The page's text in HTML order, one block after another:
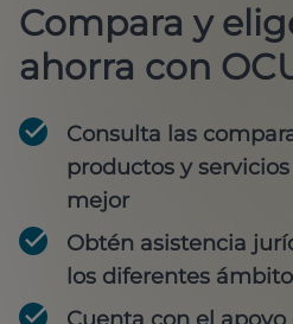
Compara y
ahorra con
Consulta las
productos y
mejor
Obtén asistencia
los diferentes